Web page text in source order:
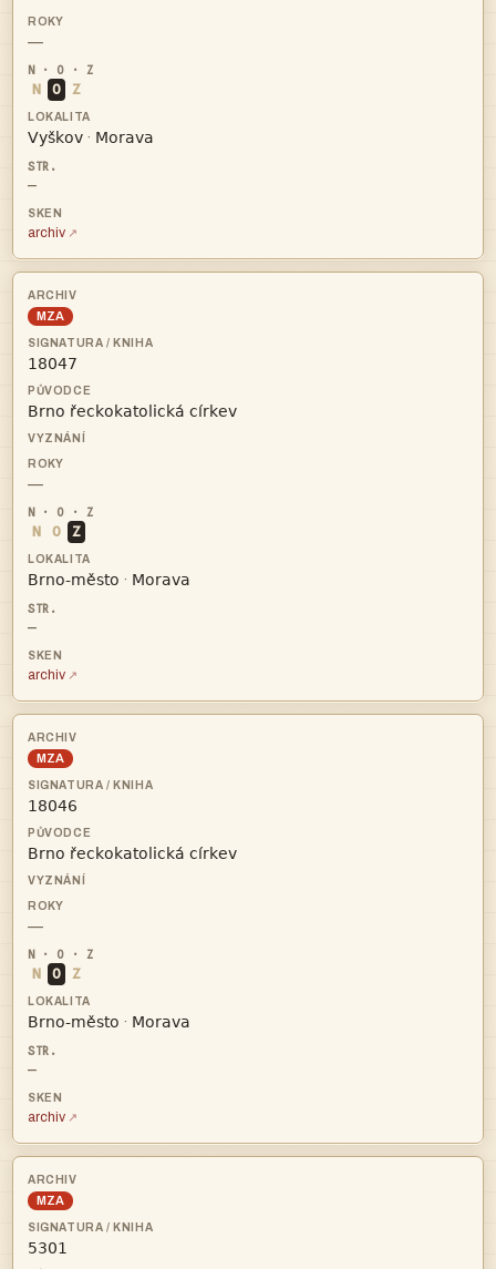
—
N O Z
 · 
—
archiv
MZA


—
N O Z
 · 
—
archiv
MZA


—
N O Z
 · 
—
archiv
MZA
